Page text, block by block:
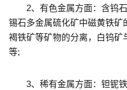
2、有色金属方面：含钨石
锡石多金属硫化矿中磁黄铁矿
褐铁矿等矿物的分离，白钨矿
等;
3、稀有金属方面：钽铌铁